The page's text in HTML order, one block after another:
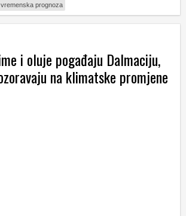
vremenska prognoza
i oluje pogađaju Dalmaciju,
na klimatske promjene